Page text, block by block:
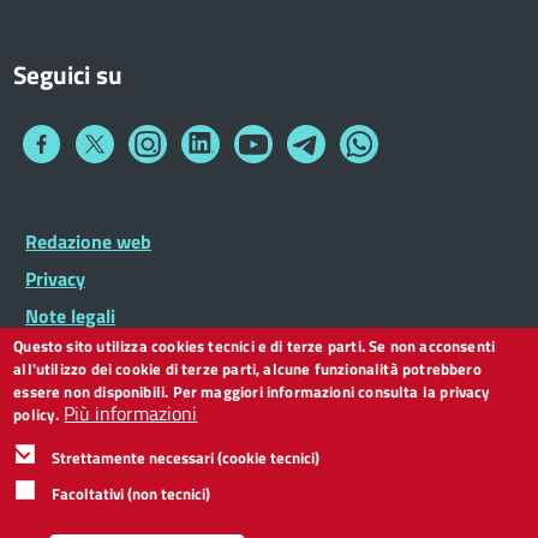
Seguici su
Collegamento
Collegamento
a
Collegamento
a
Collegamento
a
Collegamento
a
Collegamento
a
Collegamento
a
Footer
Widget
Footer
menu
Redazione web
Privacy
Note legali
Dichiarazione di accessibilità
CC BY 3.0 IT
Questo sito utilizza cookies tecnici e di terze parti. Se non acconsenti
all'utilizzo dei cookie di terze parti, alcune funzionalità potrebbero
essere non disponibili. Per maggiori informazioni consulta la privacy
policy. Più informazioni
Strettamente necessari (cookie tecnici)
Facoltativi (non tecnici)